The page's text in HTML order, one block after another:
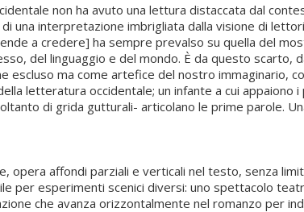
non ha avuto una lettura distaccata dal
una interpretazione imbrigliata dalla visione di
a credere] ha sempre prevalso su quella del
del linguaggio e del mondo. È da questo scarto,
escluso ma come artefice del nostro immaginario,
letteratura occidentale; un infante a cui appaiono i
di grida gutturali- articolano le prime parole.
opera affondi parziali e verticali nel testo, senza
per esperimenti scenici diversi: uno spettacolo
che avanza orizzontalmente nel romanzo per